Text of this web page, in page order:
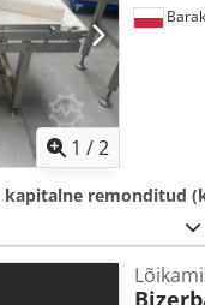
1 /2
Barak
kapitalne remonditud